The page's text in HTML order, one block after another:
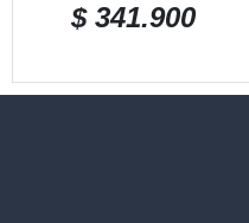
$341.900